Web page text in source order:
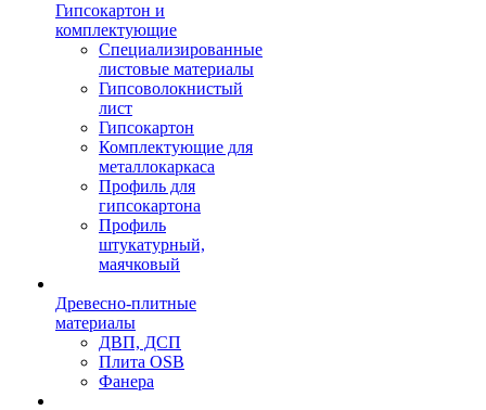
Гипсокартон и
комплектующие
Специализированные
листовые материалы
Гипсоволокнистый
лист
Гипсокартон
Комплектующие для
металлокаркаса
Профиль для
гипсокартона
Профиль
штукатурный,
маячковый
Древесно-плитные
материалы
ДВП, ДСП
Плита OSB
Фанера